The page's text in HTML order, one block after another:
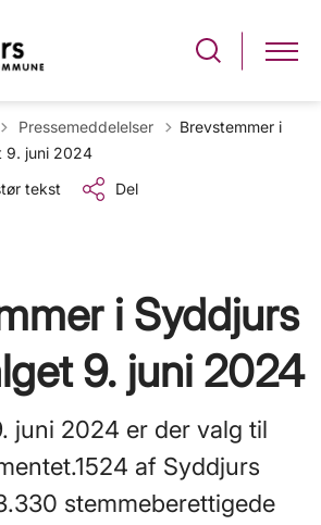
Tilbage til
Pressemeddelelser
Brevstemmer i
9. juni 2024
tekst Del
i Syddjurs
9. juni 2024
juni 2024 er der valg til
af Syddjurs
stemmeberettigede